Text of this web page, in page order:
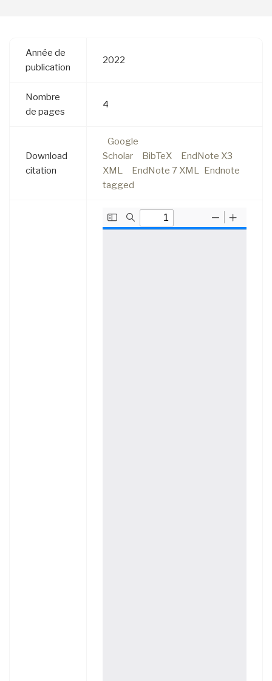
Année de
publication
2022
Nombre
de pages
4
Download
citation
Google
Scholar
BibTeX
EndNote X3
XML
EndNote 7 XML Endnote
tagged